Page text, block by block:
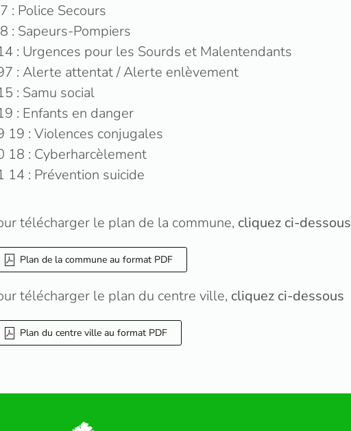
: Police Secours
: Sapeurs-Pompiers
: Urgences pour les Sourds et Malentendants
: Alerte attentat / Alerte enlèvement
: Samu social
: Enfants en danger
19 : Violences conjugales
18 : Cyberharcèlement
14 : Prévention suicide
télécharger le plan de la commune, cliquez ci-dessous
Plan de la commune au format PDF
télécharger le plan du centre ville, cliquez ci-dessous
Plan du centre ville au format PDF